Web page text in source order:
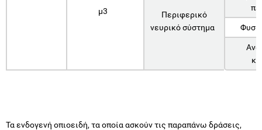
μ3
Περιφερικό
νευρικό σύστημα
Τα ενδογενή οπιοειδή, τα οποία ασκούν τις παραπάνω δράσεις,